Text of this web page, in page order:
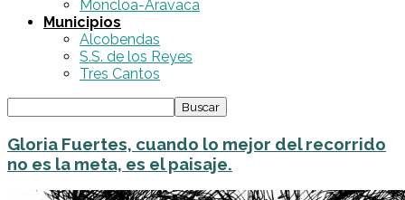
Moncloa-Aravaca
Municipios
Alcobendas
S.S. de los Reyes
Tres Cantos
Gloria Fuertes, cuando lo mejor del recorrido
no es la meta, es el paisaje.